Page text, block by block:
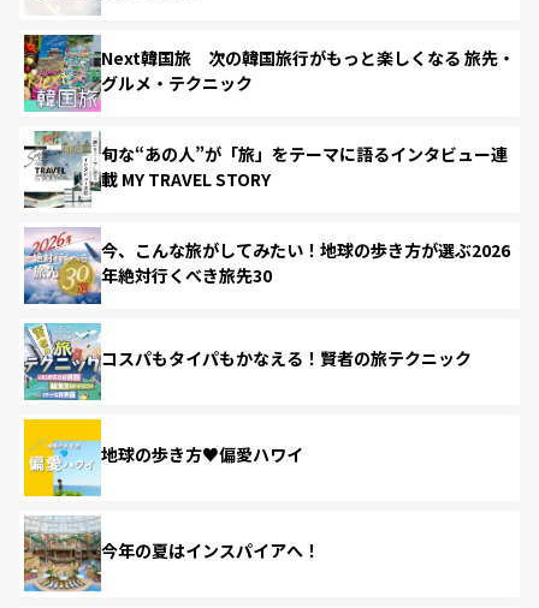
Next韓国旅 次の韓国旅行がもっと楽しくなる 旅先・
グルメ・テクニック
旬な“あの人”が「旅」をテーマに語るインタビュー連
載 MY TRAVEL STORY
今、こんな旅がしてみたい！地球の歩き方が選ぶ2026
年絶対行くべき旅先30
コスパもタイパもかなえる！賢者の旅テクニック
地球の歩き方♥偏愛ハワイ
今年の夏はインスパイアへ！